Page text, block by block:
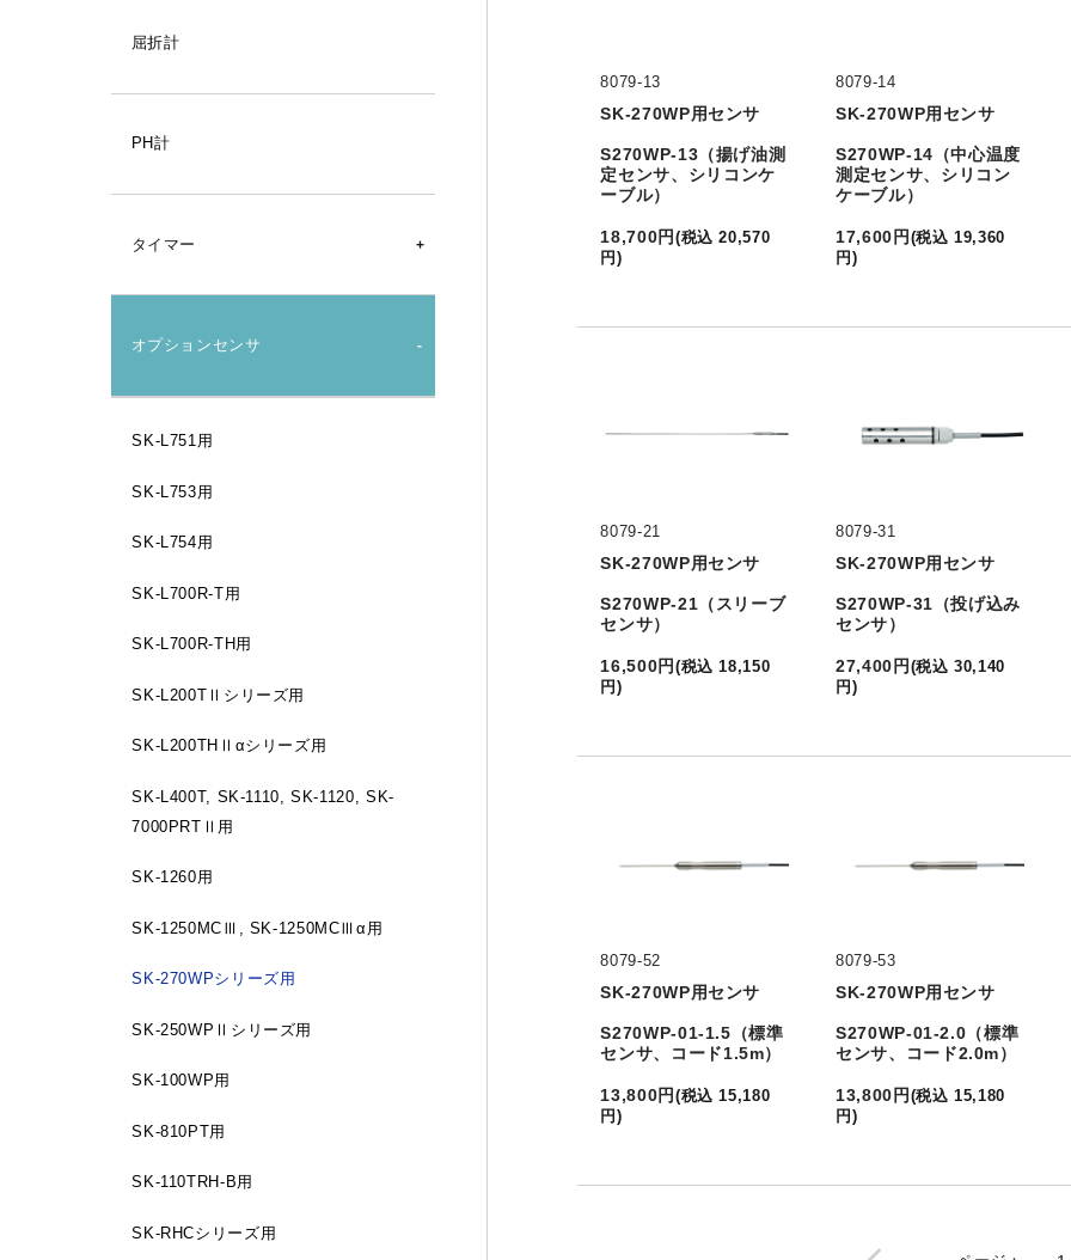
ロガー
百葉箱
屈折計
PH計
タイマー
タイマー
砂時計
オプションセンサ
SK-L751用
SK-L753用
SK-L754用
SK-L700R-T用
SK-L700R-TH用
SK-L200TⅡシリーズ用
SK-L200THⅡαシリーズ用
SK-L400T, SK-1110, SK-1120, SK-
7000PRTⅡ用
SK-1260用
SK-1250MCⅢ, SK-1250MCⅢα用
SK-270WPシリーズ用
SK-250WPⅡシリーズ用
SK-100WP用
SK-810PT用
SK-110TRH-B用
SK-RHCシリーズ用
8079-13
SK-270WP用センサ
S270WP-13（揚げ油測
定センサ、シリコンケ
ーブル）
18,700円(税込 20,570
円)
8079-14
SK-270WP用センサ
S270WP-14（中心温度
測定センサ、シリコン
ケーブル）
17,600円(税込 19,360
円 )
8079-21
SK-270WP用センサ
S270WP-21（スリーブ
センサ）
16,500円 (税込 18,150
円)
8079-31
SK-270WP用センサ
S270WP-31（投げ込み
センサ）
27,400 円 (税込 30,140
円 )
8079-52
SK-270WP用センサ
S270WP-01-1.5（標準
センサ、コード1.5m）
13,800円 (税込 15,180
円)
8079-53
SK-270WP用センサ
S270WP-01-2.0（標準
センサ、コード2.0m）
13,800 円 (税込 15,180
円 )